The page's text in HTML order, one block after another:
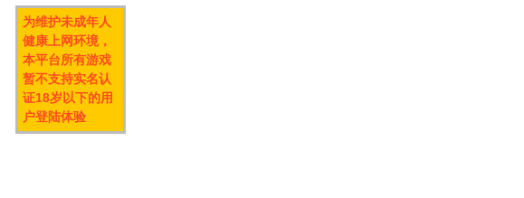
为维护未成年人
健康上网环境，
本平台所有游戏
暂不支持实名认
证18岁以下的用
户登陆体验